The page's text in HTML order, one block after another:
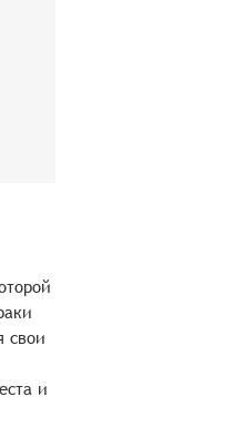
свои
и